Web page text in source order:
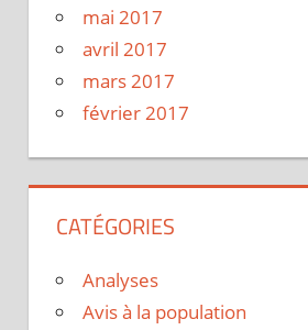
mai 2017
avril 2017
mars 2017
février 2017
CATÉGORIES
Analyses
Avis à la population